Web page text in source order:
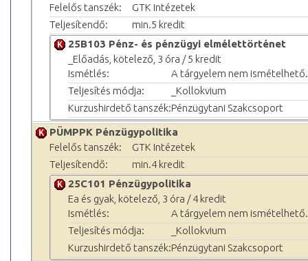
Felelős tanszék:
GTK Intézetek
Teljesítendő:
min.5 kredit
25B103 Pénz- és pénzügyi elmélettörténet
_Előadás, kötelező, 3 óra / 5 kredit
Ismétlés:
A tárgyelem nem ismételhető.
Teljesítés módja:
_Kollokvium
Kurzushirdető tanszék:Pénzügytani Szakcsoport
PÜMPPK Pénzügypolitika
Felelős tanszék:
GTK Intézetek
Teljesítendő:
min.4 kredit
25C101 Pénzügypolitika
Ea és gyak, kötelező, 3 óra / 4 kredit
Ismétlés:
A tárgyelem nem ismételhető.
Teljesítés módja:
_Kollokvium
Kurzushirdető tanszék:Pénzügytani Szakcsoport